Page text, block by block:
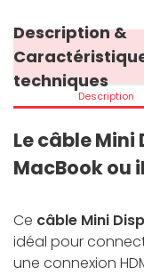
Description &
techniques
Description
Le câble
MacBook ou
Ce câble Mini
idéal pour
une connexion